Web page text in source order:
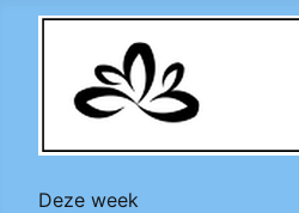
Deze week